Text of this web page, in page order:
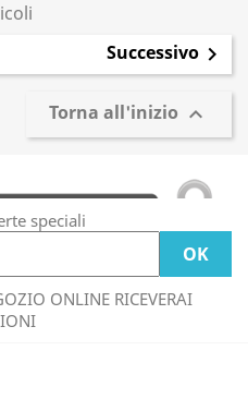
Successivo 
Torna all'inizio 
speciali
ONLINE RICEVERAI